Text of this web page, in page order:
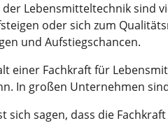
Lebensmitteltechnik sind
oder sich zum
und Aufstiegschancen.
einer Fachkraft für
In großen Unternehmen
sich sagen, dass die